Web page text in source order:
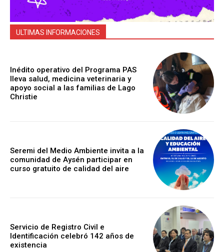
ULTIMAS INFORMACIONES
Inédito operativo del Programa PAS
lleva salud, medicina veterinaria y
apoyo social a las familias de Lago
Christie
Seremi del Medio Ambiente invita a la
comunidad de Aysén participar en
curso gratuito de calidad del aire
Servicio de Registro Civil e
Identificación celebró 142 años de
existencia